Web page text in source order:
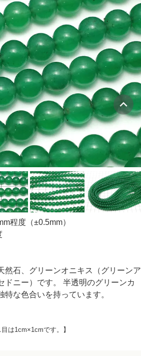
程度（±0.5mm）
然石、グリーンオニキス（グリーンア
ドニー）です。 半透明のグリーンカ
な色合いを持っています。
は1cm×1cmです。】